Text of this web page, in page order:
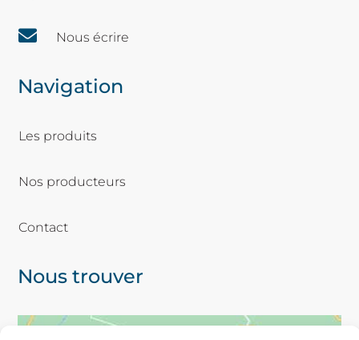
 Nous écrire
Navigation
Les produits
Nos producteurs
Contact
Nous trouver